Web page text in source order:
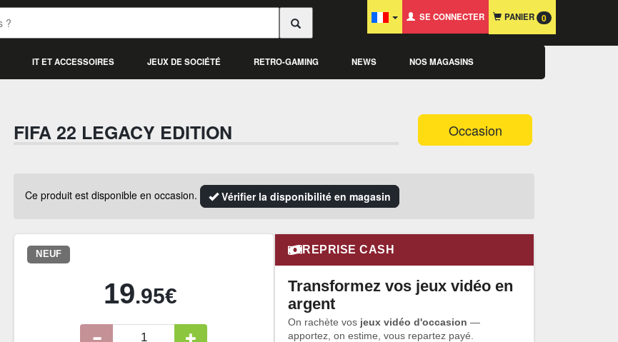
SE CONNECTER PANIER 0
IT ET ACCESSOIRES JEUX DE SOCIÉTÉ RETRO-GAMING NEWS NOS MAGASINS
FIFA 22 LEGACY EDITION Occasion
Ce produit est disponible en occasion. Vérifier la disponibilité en magasin
NEUF
19.95€
REPRISE CASH
Transformez vos jeux vidéo en
argent
On rachète vos jeux vidéo d'occasion —
apportez, on estime, vous repartez payé.